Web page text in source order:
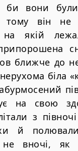
би вони
тому він не
якій
ближче до
біла
на свою
з півночі
й
вночі, як